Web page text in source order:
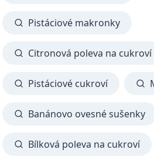
Pistáciové makronky
Citronová poleva na cukroví
Pistáciové cukroví
Banánovo ovesné sušenky
Bílková poleva na cukroví